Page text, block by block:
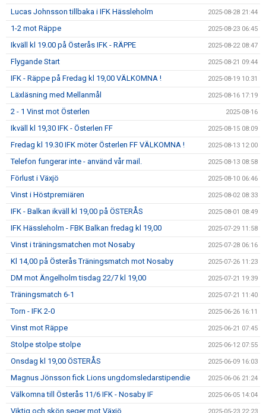
Lucas Johnsson tillbaka i IFK Hässleholm 2025-08-28 21:44
1-2 mot Räppe 2025-08-23 06:45
Ikväll kl 19.00 på Österås IFK - RÄPPE 2025-08-22 08:47
Flygande Start 2025-08-21 09:44
IFK - Räppe på Fredag kl 19,00 VÄLKOMNA ! 2025-08-19 10:31
Läxläsning med Mellanmål 2025-08-16 17:19
2 - 1 Vinst mot Österlen 2025-08-16
Ikväll kl 19,30 IFK - Österlen FF 2025-08-15 08:09
Fredag kl 19.30 IFK möter Österlen FF VÄLKOMNA ! 2025-08-13 12:00
Telefon fungerar inte - använd vår mail. 2025-08-13 08:58
Förlust i Växjö 2025-08-10 06:46
Vinst i Höstpremiären 2025-08-02 08:33
IFK - Balkan ikväll kl 19,00 på ÖSTERÅS 2025-08-01 08:49
IFK Hässleholm - FBK Balkan fredag kl 19,00 2025-07-29 11:58
Vinst i träningsmatchen mot Nosaby 2025-07-28 06:16
Kl 14,00 på Österås Träningsmatch mot Nosaby 2025-07-26 11:23
DM mot Ängelholm tisdag 22/7 kl 19,00 2025-07-21 19:39
Träningsmatch 6-1 2025-07-21 11:40
Torn - IFK 2-0 2025-06-26 16:11
Vinst mot Räppe 2025-06-21 07:45
Stolpe stolpe stolpe 2025-06-12 07:55
Onsdag kl 19,00 ÖSTERÅS 2025-06-09 16:03
Magnus Jönsson fick Lions ungdomsledarstipendie 2025-06-06 21:24
Välkomna till Österås 11/6 IFK - Nosaby IF 2025-06-05 14:04
Viktig och skön seger mot Växjö 2025-05-23 22:23